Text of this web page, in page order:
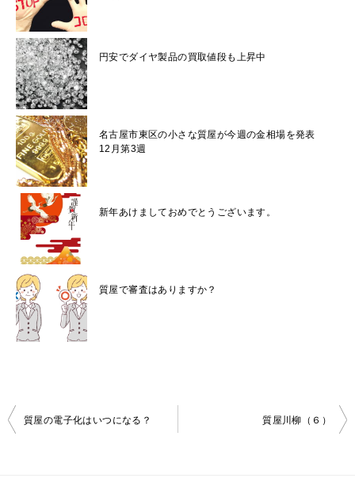
円安でダイヤ製品の買取値段も上昇中
名古屋市東区の小さな質屋が今週の金相場を発表
12月第3週
新年あけましておめでとうございます。
質屋で審査はありますか？
投
質屋の電子化はいつになる？ 質屋川柳（６）